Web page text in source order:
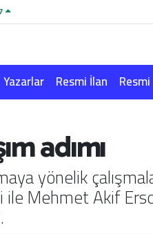
Yazarlar Resmi İlan
adımı
yönelik
Mehmet Akif